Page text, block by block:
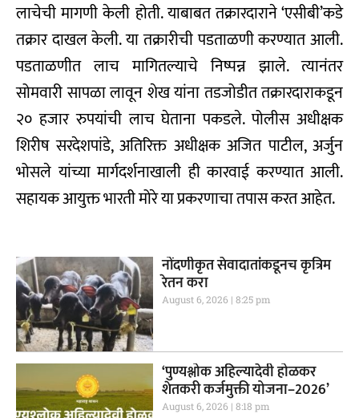
लाचेची मागणी केली होती. याबाबत तक्रारदाराने ‘एसीबी’कडे
तक्रार दाखल केली. या तक्रारीची पडताळणी करण्यात आली.
पडताळणीत लाच मागितल्याचे निष्पन्न झाले. त्यानंतर
सोमवारी सापळा लावून शेख यांना तडजोडीत तक्रारदाराकडून
२० हजार रुपयांची लाच घेताना पकडले. पोलीस अधीक्षक
शिरीष सरदेशपांडे, अतिरिक्त अधीक्षक अजित पाटील, अर्जुन
भोसले यांच्या मार्गदर्शनाखाली ही कारवाई करण्यात आली.
सहायक आयुक्त भारती मोरे या प्रकरणाचा तपास करत आहेत.
नोंदणीकृत सेवादातांकडूनच कृत्रिम
रेतन करा
August 6, 2026 8:25 pm
‘पुण्यश्लोक अहिल्यादेवी होळकर
शेतकरी कर्जमुक्ती योजना–2026’
August 6, 2026 8:18 pm